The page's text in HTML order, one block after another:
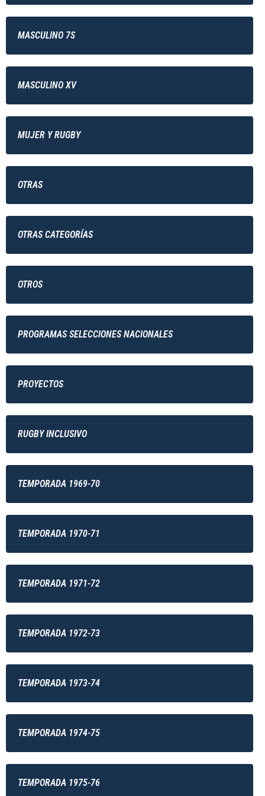
MASCULINO 7S
MASCULINO XV
MUJER Y RUGBY
OTRAS
OTRAS CATEGORÍAS
OTROS
PROGRAMAS SELECCIONES NACIONALES
PROYECTOS
RUGBY INCLUSIVO
TEMPORADA 1969-70
TEMPORADA 1970-71
TEMPORADA 1971-72
TEMPORADA 1972-73
TEMPORADA 1973-74
TEMPORADA 1974-75
TEMPORADA 1975-76